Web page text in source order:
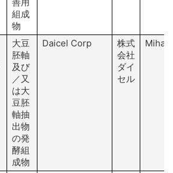
善用
組成
物
大豆
胚軸
及び
／又
は大
豆胚
軸抽
出物
の発
酵組
成物
Daicel Corp
株式
会社
ダイ
セル